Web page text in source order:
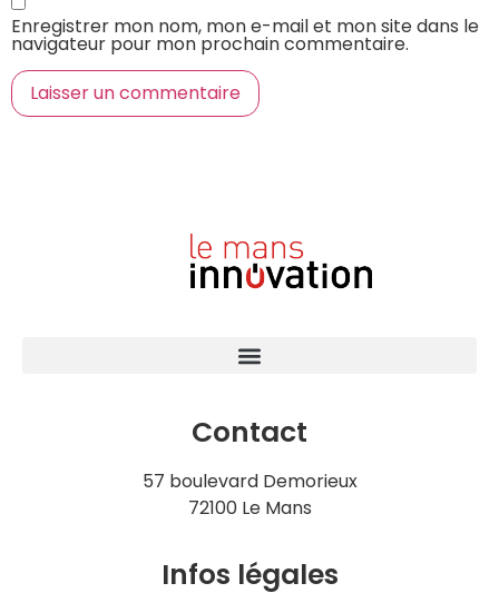
Enregistrer mon nom, mon e-mail et mon site dans le
navigateur pour mon prochain commentaire.
Contact
57 boulevard Demorieux
72100 Le Mans
Infos légales